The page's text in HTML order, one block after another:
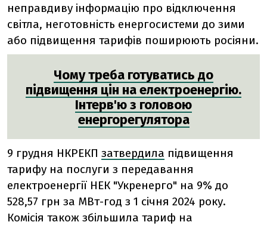
неправдиву інформацію про відключення
світла, неготовність енергосистеми до зими
або підвищення тарифів поширюють росіяни.
Чому треба готуватись до
підвищення цін на електроенергію.
Інтерв'ю з головою
енергорегулятора
9 грудня НКРЕКП затвердила підвищення
тарифу на послуги з передавання
електроенергії НЕК "Укренерго" на 9% до
528,57 грн за МВт-год з 1 січня 2024 року.
Комісія також збільшила тариф на